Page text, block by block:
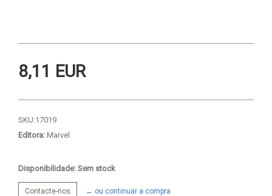
8,11 EUR
SKU:17019
Editora: Marvel
Disponibilidade: Sem stock
Contacte-nos ← ou continuar a compra